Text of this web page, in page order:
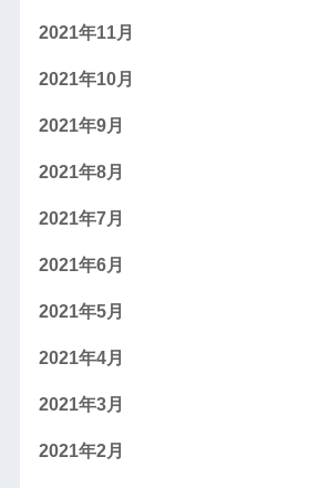
2021年11月
2021年10月
2021年9月
2021年8月
2021年7月
2021年6月
2021年5月
2021年4月
2021年3月
2021年2月